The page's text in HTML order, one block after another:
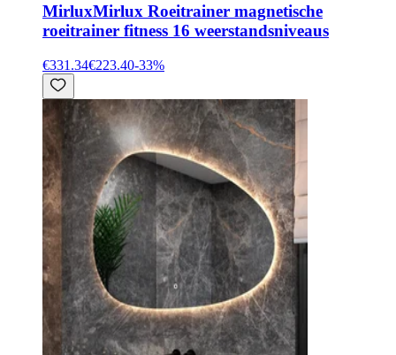
MirluxMirlux Roeitrainer magnetische
roeitrainer fitness 16 weerstandsniveaus
€331.34€223.40-33%